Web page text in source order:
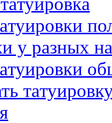
у разных